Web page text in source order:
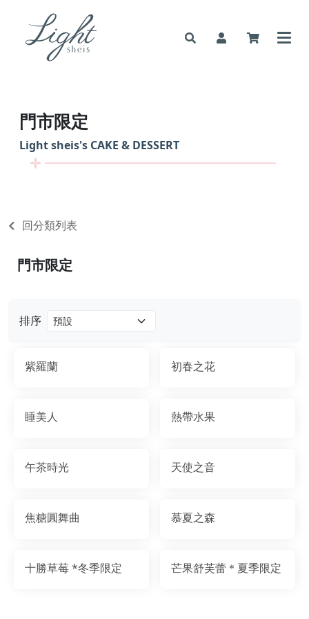
門市限定
Light sheis's CAKE & DESSERT
回分類列表
排序
紫羅蘭 初春之花
睡美人 熱帶水果
午茶時光 天使之音
焦糖圓舞曲 慕夏之森
十勝草莓 *冬季限定 芒果舒芙蕾＊夏季限定
門市限定